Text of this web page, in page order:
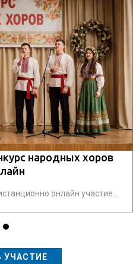
народных хоров
онлайн участие...
УЧАСТИЕ